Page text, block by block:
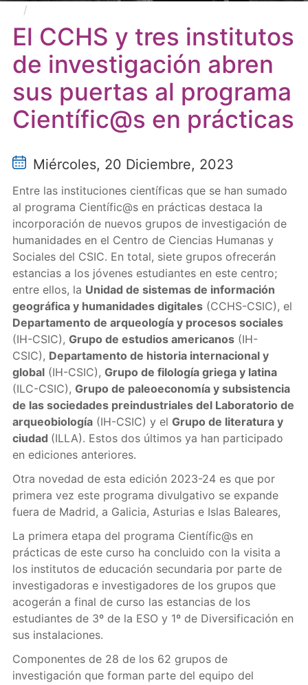
sus puertas al programa Científic@s en prácticas
El CCHS y tres institutos
de investigación abren
sus puertas al programa
Científic@s en prácticas
Miércoles, 20 Diciembre, 2023
Entre las instituciones científicas que se han sumado
al programa Científic@s en prácticas destaca la
incorporación de nuevos grupos de investigación de
humanidades en el Centro de Ciencias Humanas y
Sociales del CSIC. En total, siete grupos ofrecerán
estancias a los jóvenes estudiantes en este centro;
entre ellos, la Unidad de sistemas de información
geográfica y humanidades digitales(CCHS-CSIC), el
Departamento de arqueología y procesos sociales
(IH-CSIC), Grupo de estudios americanos(IH-
CSIC), Departamento de historia internacional y
global(IH-CSIC), Grupo de filología griega y latina
(ILC-CSIC), Grupo de paleoeconomía y subsistencia
de las sociedades preindustriales del Laboratorio de
arqueobiología(IH-CSIC) y el Grupo de literatura y
ciudad (ILLA). Estos dos últimos ya han participado
en ediciones anteriores.
Otra novedad de esta edición 2023-24 es que por
primera vez este programa divulgativo se expande
fuera de Madrid, a Galicia, Asturias e Islas Baleares,
La primera etapa del programa Científic@s en
prácticas de este curso ha concluido con la visita a
los institutos de educación secundaria por parte de
investigadoras e investigadores de los grupos que
acogerán a final de curso las estancias de los
estudiantes de 3º de la ESO y 1º de Diversificación en
sus instalaciones.
Componentes de 28 de los 62 grupos de
investigación que forman parte del equipo del